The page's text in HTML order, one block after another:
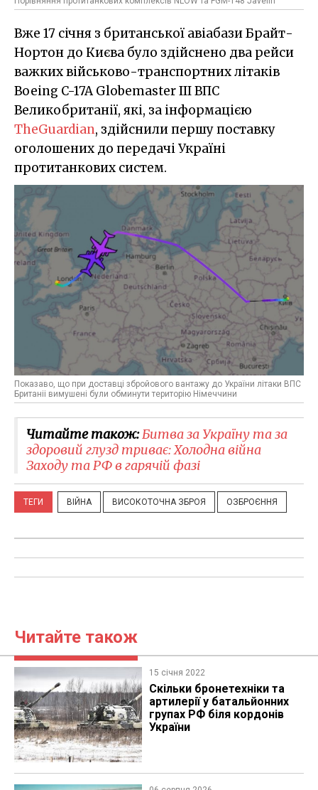
Вже 17 січня з британської авіабази Брайт-
Нортон до Києва було здійснено два рейси
важких військово-транспортних літаків
Boeing C-17A Globemaster III ВПС
Великобританії, які, за інформацією
TheGuardian, здійснили першу поставку
оголошених до передачі Україні
протитанкових систем.
Показаво, що при доставці збройового вантажу до України літаки ВПС
Британіі вимушені були обминути територію Німеччини
Читайте також:Битва за Україну та за
здоровий глузд триває: Холодна війна
Заходу та РФ в гарячій фазі
ТЕГИ ВІЙНА ВИСОКОТОЧНА ЗБРОЯ ОЗБРОЄННЯ
Читайте також
15 січня 2022
Скільки бронетехніки та
артилерії у батальйонних
групах РФ біля кордонів
України